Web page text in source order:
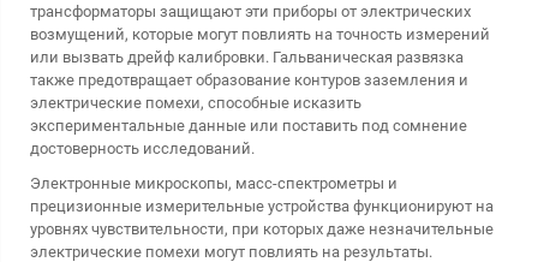
трансформаторы защищают эти приборы от электрических
возмущений, которые могут повлиять на точность измерений
или вызвать дрейф калибровки. Гальваническая развязка
также предотвращает образование контуров заземления и
электрические помехи, способные исказить
экспериментальные данные или поставить под сомнение
достоверность исследований.
Электронные микроскопы, масс-спектрометры и
прецизионные измерительные устройства функционируют на
уровнях чувствительности, при которых даже незначительные
электрические помехи могут повлиять на результаты.